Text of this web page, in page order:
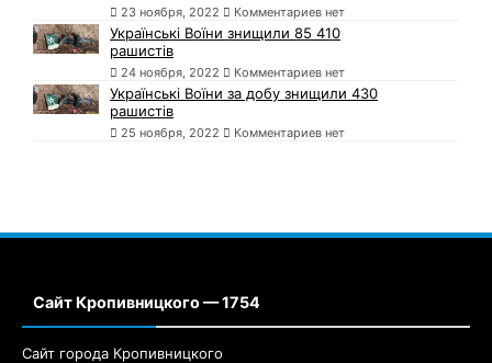
23 ноября, 2022 Комментариев нет
Українські Воїни знищили 85 410
рашистів
24 ноября, 2022 Комментариев нет
Українські Воїни за добу знищили 430
рашистів
25 ноября, 2022 Комментариев нет
Сайт Кропивницкого — 1754
Сайт города Кропивницкого